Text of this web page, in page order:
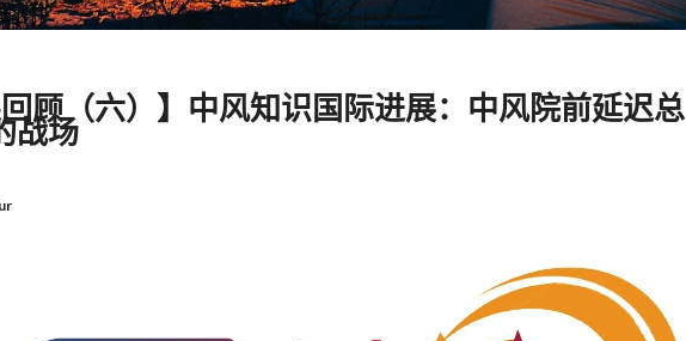
顾（六）】中风知识国际进展：中风院前延迟总
战场